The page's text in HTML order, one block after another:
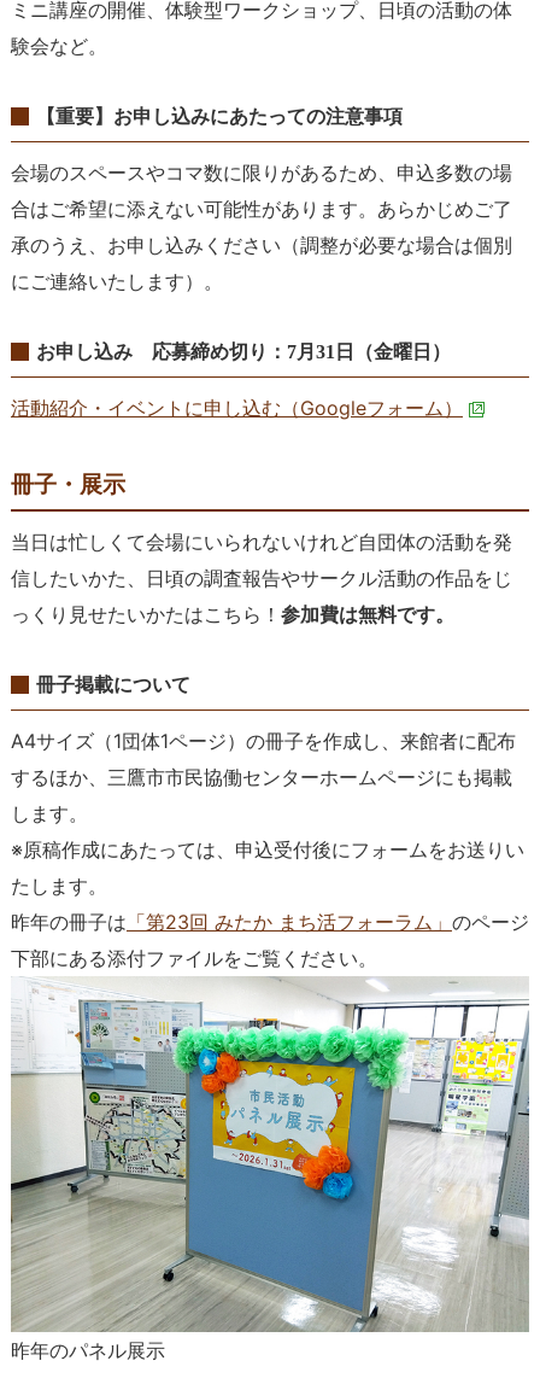
ミニ講座の開催、体験型ワークショップ、日頃の活動の体
験会など。
【重要】お申し込みにあたっての注意事項
会場のスペースやコマ数に限りがあるため、申込多数の場
合はご希望に添えない可能性があります。あらかじめご了
承のうえ、お申し込みください（調整が必要な場合は個別
にご連絡いたします）。
お申し込み 応募締め切り：7月31日（金曜日）
活動紹介・イベントに申し込む（Googleフォーム）
冊子・展示
当日は忙しくて会場にいられないけれど自団体の活動を発
信したいかた、日頃の調査報告やサークル活動の作品をじ
っくり見せたいかたはこちら！ 参加費は無料です。
冊子掲載について
A4サイズ（1団体1ページ）の冊子を作成し、来館者に配布
するほか、三鷹市市民協働センターホームページにも掲載
します。
※原稿作成にあたっては、申込受付後にフォームをお送りい
たします。
昨年の冊子は 「第23回 みたか まち活フォーラム」 のページ
下部にある添付ファイルをご覧ください。
昨年のパネル展示